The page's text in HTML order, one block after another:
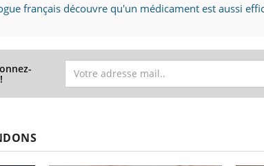
français découvre qu'un médicament est aussi